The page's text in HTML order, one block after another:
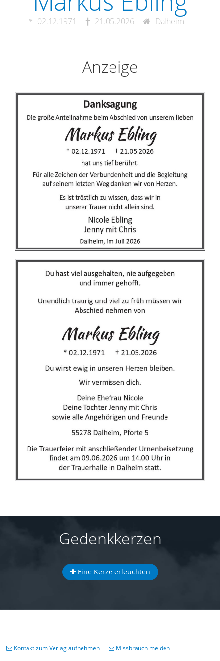
02.12.1971 21.05.2026 Dalheim
Anzeige
Gedenkkerzen
Eine Kerze erleuchten
Kontakt zum Verlag aufnehmen Missbrauch melden